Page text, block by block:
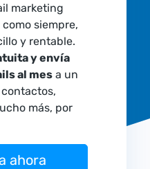
marketing
siempre,
y rentable.
y envía
al mesa un
más, por
ahora